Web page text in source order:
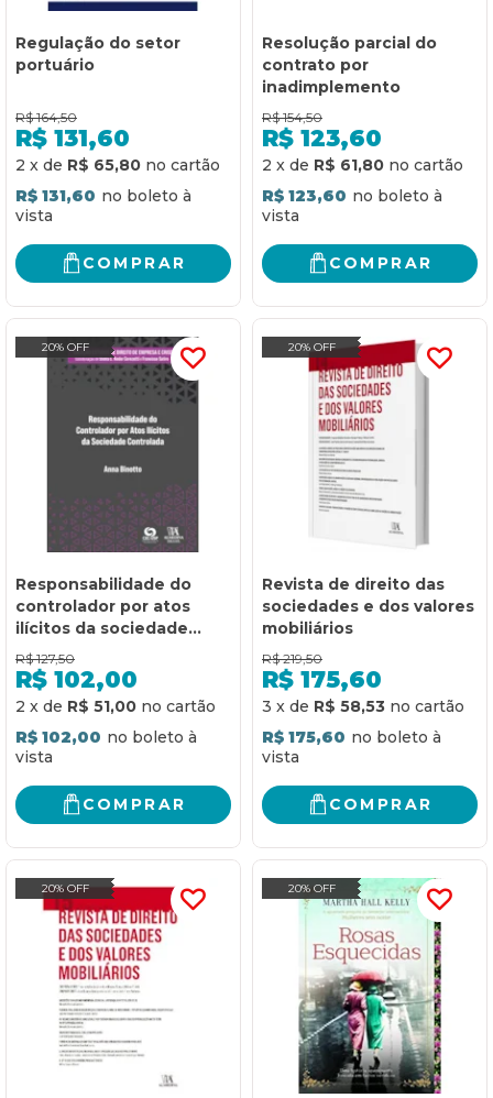
Regulação do setor
portuário
R$ 164,50
R$ 131,60
2 x de R$ 65,80
R$ 131,60
COMPRAR
Resolução parcial do
contrato por
inadimplemento
R$ 154,50
R$ 123,60
2 x de R$ 61,80
R$ 123,60
COMPRAR
20% OFF
Responsabilidade do
controlador por atos
ilícitos da sociedade
controlada
R$ 127,50
R$ 102,00
2 x de R$ 51,00
R$ 102,00
COMPRAR
20% OFF
Revista de direito das
sociedades e dos valores
mobiliários
R$ 219,50
R$ 175,60
3 x de R$ 58,53
R$ 175,60
COMPRAR
20% OFF 20% OFF